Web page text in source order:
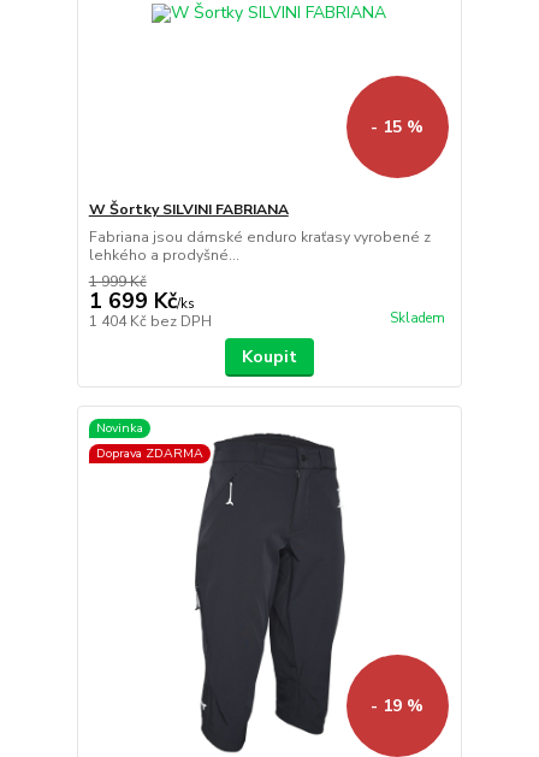
- 15 %
W Šortky SILVINI FABRIANA
Fabriana jsou dámské enduro kraťasy vyrobené z
lehkého a prodyšné...
1 999 Kč
1 699 Kč/ks
1 404 Kč bez DPH Skladem
Koupit
Novinka
Doprava ZDARMA
- 19 %